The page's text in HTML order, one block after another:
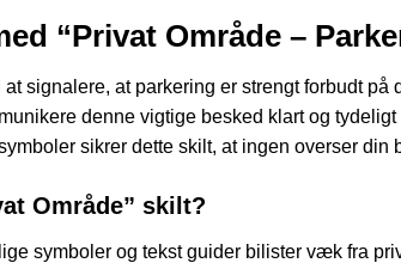
“Privat Område –
signalere, at parkering er strengt forbudt
denne vigtige besked klart og
sikrer dette skilt, at ingen overser din
Område” skilt?
symboler og tekst guider bilister væk fra